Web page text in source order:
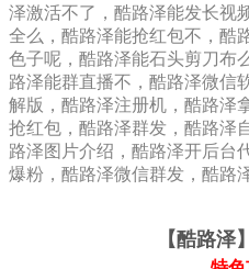
泽激活不了，酷路泽能发长视
全么，酷路泽能抢红包不，酷
色子呢，酷路泽能石头剪刀布
路泽能群直播不，酷路泽微信
解版，酷路泽注册机，酷路泽
抢红包，酷路泽群发，酷路泽
路泽图片介绍，酷路泽开后台
爆粉，酷路泽微信群发，酷路
【酷路泽